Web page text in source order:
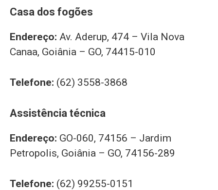
Casa dos fogões
Endereço: Av. Aderup, 474 – Vila Nova
Canaa, Goiânia – GO, 74415-010
Telefone: (62) 3558-3868
Assistência técnica
Endereço: GO-060, 74156 – Jardim
Petropolis, Goiânia – GO, 74156-289
Telefone: (62) 99255-0151